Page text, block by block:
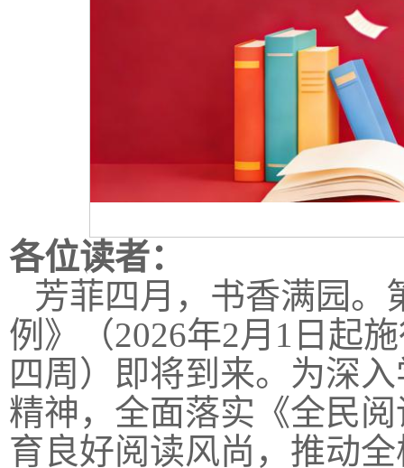
各位读者：
芳菲四月，书香满园。
例》（2026年2月1日起
四周）即将到来。为深
精神，全面落实《全民
育良好阅读风尚，推动